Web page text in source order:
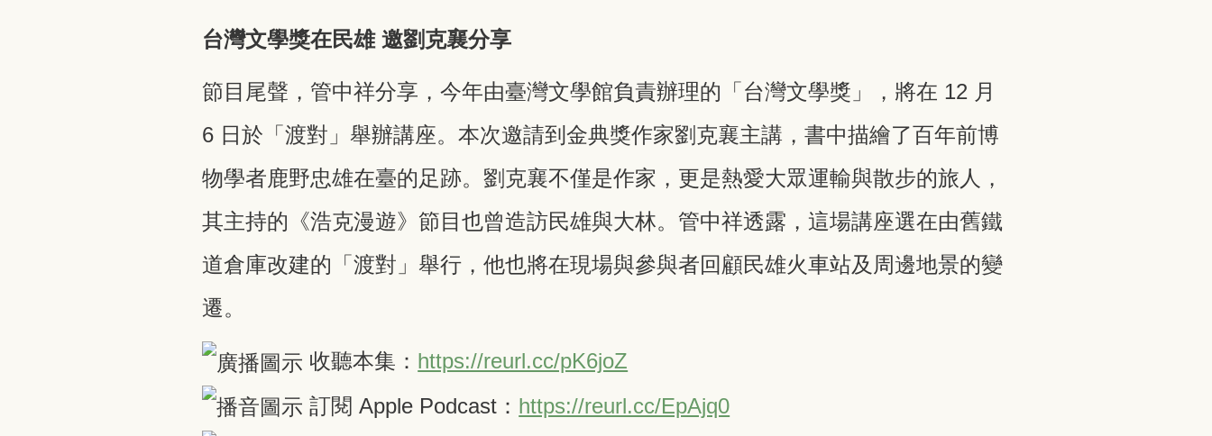
台灣文學獎在民雄 邀劉克襄分享
節目尾聲，管中祥分享，今年由臺灣文學館負責辦理的「台灣文學獎」，將在 12 月
6 日於「渡對」舉辦講座。本次邀請到金典獎作家劉克襄主講，書中描繪了百年前博
物學者鹿野忠雄在臺的足跡。劉克襄不僅是作家，更是熱愛大眾運輸與散步的旅人，
其主持的《浩克漫遊》節目也曾造訪民雄與大林。管中祥透露，這場講座選在由舊鐵
道倉庫改建的「渡對」舉行，他也將在現場與參與者回顧民雄火車站及周邊地景的變
遷。
收聽本集： https://reurl.cc/pK6joZ
訂閱 Apple Podcast： https://reurl.cc/EpAjq0